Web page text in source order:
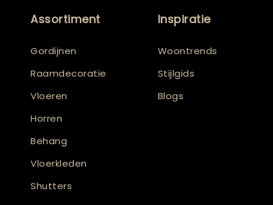
Assortiment
Gordijnen
Raamdecoratie
Vloeren
Horren
Behang
Vloerkleden
Shutters
Inspiratie
Woontrends
Stijlgids
Blogs